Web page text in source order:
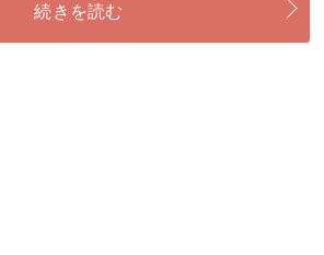
続きを読む